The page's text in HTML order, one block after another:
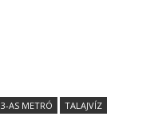
3-AS METRÓ TALAJVÍZ